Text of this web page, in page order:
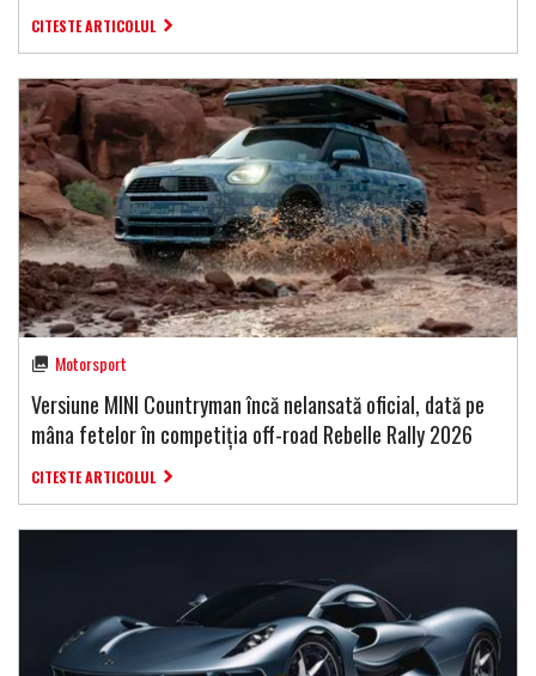
CITESTE ARTICOLUL
Motorsport
Versiune MINI Countryman încă nelansată oficial, dată pe
mâna fetelor în competiția off-road Rebelle Rally 2026
CITESTE ARTICOLUL